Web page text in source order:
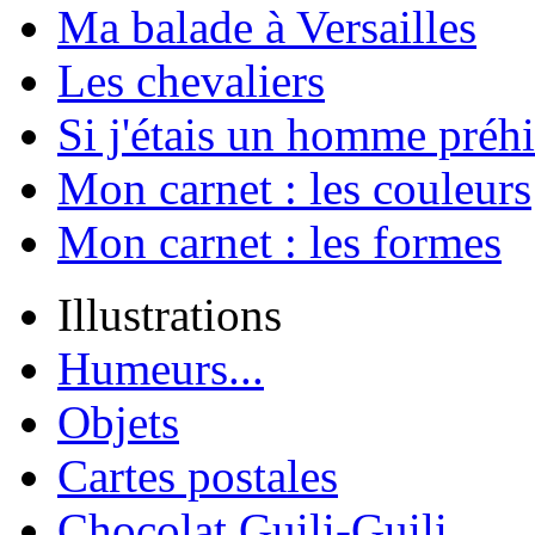
Ma balade à Versailles
Les chevaliers
Si j'étais un homme
Mon carnet : les couleurs
Mon carnet : les formes
Illustrations
Humeurs...
Objets
Cartes postales